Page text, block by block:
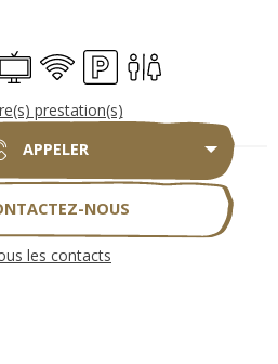
WiFi ParkingToilettes
prestation(s)
APPELER
NOUS
les contacts